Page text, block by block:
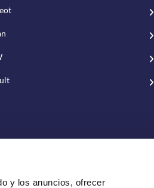
y los anuncios, ofrecer